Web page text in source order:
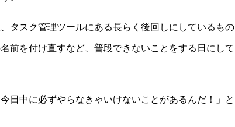
タスク管理ツールにある長らく後回しにしているもの
前を付け直すなど、普段できないことをする日にして
日中に必ずやらなきゃいけないことがあるんだ！」と